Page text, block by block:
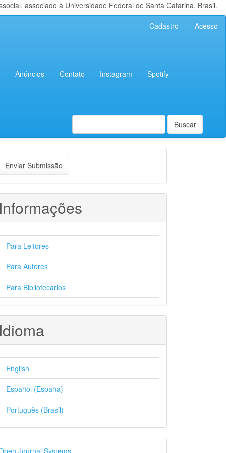
associado à Universidade Federal de Santa Catarina, Brasil.
Cadastro Acesso
Anúncios Contato Instagram Spotify
Buscar
Enviar Submissão
Para Leitores
Para Autores
Para Bibliotecários
English
Español (España)
Português (Brasil)
Journal Systems